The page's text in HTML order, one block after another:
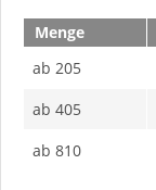
Menge
ab 205
ab 405
ab 810